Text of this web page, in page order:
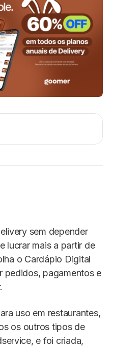
sem depender
lucrar mais a partir de
o Cardápio Digital
pedidos, pagamentos e
uso em restaurantes,
os outros tipos de
e foi criada,